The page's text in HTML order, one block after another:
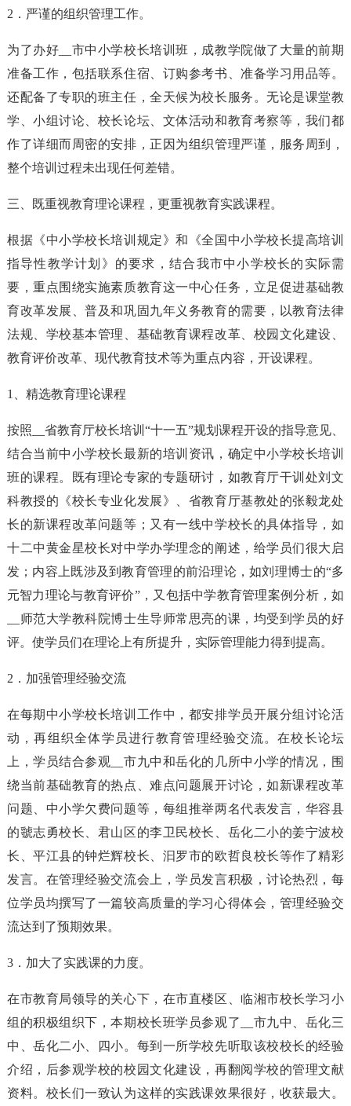
2．严谨的组织管理工作。
为了办好__市中小学校长培训班，成教学院做了大量的前期
准备工作，包括联系住宿、订购参考书、准备学习用品等。
还配备了专职的班主任，全天候为校长服务。无论是课堂教
学、小组讨论、校长论坛、文体活动和教育考察等，我们都
作了详细而周密的安排，正因为组织管理严谨，服务周到，
整个培训过程未出现任何差错。
三、既重视教育理论课程，更重视教育实践课程。
根据《中小学校长培训规定》和《全国中小学校长提高培训
指导性教学计划》的要求，结合我市中小学校长的实际需
要，重点围绕实施素质教育这一中心任务，立足促进基础教
育改革发展、普及和巩固九年义务教育的需要，以教育法律
法规、学校基本管理、基础教育课程改革、校园文化建设、
教育评价改革、现代教育技术等为重点内容，开设课程。
1、精选教育理论课程
按照__省教育厅校长培训“十一五”规划课程开设的指导意见、
结合当前中小学校长最新的培训资讯，确定中小学校长培训
班的课程。既有理论专家的专题研讨，如教育厅干训处刘文
科教授的《校长专业化发展》、省教育厅基教处的张毅龙处
长的新课程改革问题等；又有一线中学校长的具体指导，如
十二中黄金星校长对中学办学理念的阐述，给学员们很大启
发；内容上既涉及到教育管理的前沿理论，如刘理博士的“多
元智力理论与教育评价”，又包括中学教育管理案例分析，如
__师范大学教科院博士生导师常思亮的课，均受到学员的好
评。使学员们在理论上有所提升，实际管理能力得到提高。
2．加强管理经验交流
在每期中小学校长培训工作中，都安排学员开展分组讨论活
动，再组织全体学员进行教育管理经验交流。在校长论坛
上，学员结合参观__市九中和岳化的几所中小学的情况，围
绕当前基础教育的热点、难点问题展开讨论，如新课程改革
问题、中小学欠费问题等，每组推举两名代表发言，华容县
的虢志勇校长、君山区的李卫民校长、岳化二小的姜宁波校
长、平江县的钟烂辉校长、汩罗市的欧哲良校长等作了精彩
发言。在管理经验交流会上，学员发言积极，讨论热烈，每
位学员均撰写了一篇较高质量的学习心得体会，管理经验交
流达到了预期效果。
3．加大了实践课的力度。
在市教育局领导的关心下，在市直楼区、临湘市校长学习小
组的积极组织下，本期校长班学员参观了__市九中、岳化三
中、岳化二小、四小。每到一所学校先听取该校校长的经验
介绍，后参观学校的校园文化建设，再翻阅学校的管理文献
资料。校长们一致认为这样的实践课效果很好，收获最大。